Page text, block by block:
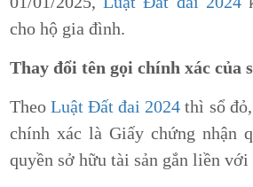
cho hộ gia đình.
Thay đổi tên gọi chính xác của
Theo Luật Đất đai 2024 thì sổ
chính xác là Giấy chứng nhận
quyền sở hữu tài sản gắn liền với